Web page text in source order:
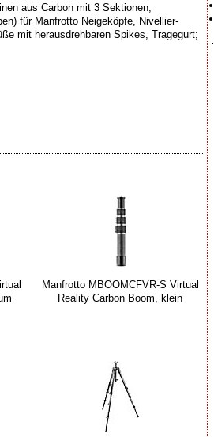
aus Carbon mit 3 Sektionen,
für Manfrotto Neigeköpfe, Nivellier-
mit herausdrehbaren Spikes, Tragegurt;
Manfrotto MBOOMCFVR-S Virtual
Reality Carbon Boom, klein